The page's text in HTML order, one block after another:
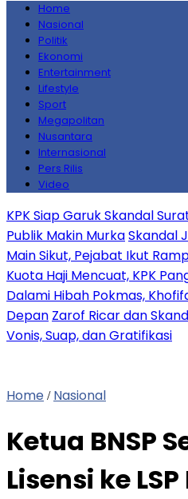
Home
Nasional
Politik
Ekonomi
Entertainment
Lifestyle
Sport
Megapolitan
Nusantara
Internasional
Pers Rilis
Video
KPK Siap Garuk Skandal
Publik Makin MurkaSkandal
Main Sikut, Pejabat Ikut
Kuota Haji Mencuat, KPK
Dalami Hibah Pokmas,
Depan Zarof Ricar dan
Vonis, Suap, dan Gratifikasi
Home / Nasional
Ketua BNSP
Lisensi ke